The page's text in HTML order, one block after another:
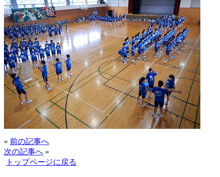
« 前の記事へ
次の記事へ »
トップページに戻る